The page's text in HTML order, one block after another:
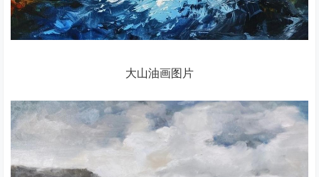
大山油画图片